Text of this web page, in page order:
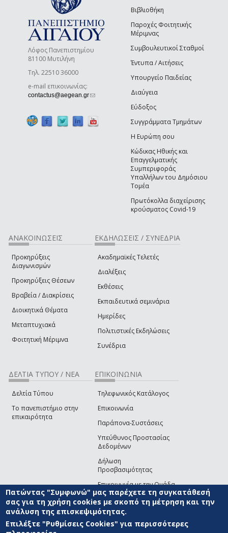
Λόφος Πανεπιστημίου
81100 Μυτιλήνη
Τηλ. 22510 36000
e-mail επικοινωνίας:
contactus@aegean.gr(link sends e-mail)
Βιβλιοθήκη
Παροχές Φοιτητικής
Μέριμνας
Συμβουλευτικοί Σταθμοί
Έντυπα / Αιτήσεις
Υπουργείο Παιδείας
Διαύγεια
Εύδοξος
Συγγράμματα Τμημάτων
Η Ευρώπη σου
Κώδικας Ηθικής και
Επαγγελματικής
Συμπεριφοράς
Υπαλλήλων του Δημόσιου
Τομέα
Πρωτόκολλα διαχείρισης
κρούσματος Covid-19
ΑΝΑΚΟΙΝΩΣΕΙΣ
Προκηρύξεις
Διαγωνισμών
Προκηρύξεις Θέσεων
Βραβεία / Διακρίσεις
Διοικητικά Θέματα
Μεταπτυχιακά
Φοιτητική Μέριμνα
ΕΚΔΗΛΩΣΕΙΣ / ΣΥΝΕΔΡΙΑ
Ακαδημαϊκές Τελετές
Διαλέξεις
Εκθέσεις
Εκπαιδευτικά σεμινάρια
Ημερίδες
Πολιτιστικές Εκδηλώσεις
Συνέδρια
ΔΕΛΤΙΑ ΤΥΠΟΥ / ΝΕΑ
Δελτία Τύπου
Το πανεπιστήμιο στην
επικαιρότητα
ΕΠΙΚΟΙΝΩΝΙΑ
Τηλεφωνικός Κατάλογος
Επικοινωνία
Παράπονα-Συστάσεις
Υπεύθυνος Προστασίας
Δεδομένων
Δήλωση
Προσβασιμότητας
Επικοινωνία με την Ομάδα
Ανάπτυξης του site(link sends e-mail)
© ΠΑΝΕΠΙΣΤΗΜΙΟ ΑΙΓΑΙΟΥ ΟΡΟΙ ΧΡΗΣΗΣ
ΑΝΑΠΤΥΞΗΣ
Πατώντας "Συμφωνώ" μας παρέχετε τη συγκατάθεσή
σας για τη χρήση cookies με σκοπό τη μέτρηση και την
ανάλυση της επισκεψιμότητας.
Επιλέξτε "Ρυθμίσεις Cookies" για περισσότερες